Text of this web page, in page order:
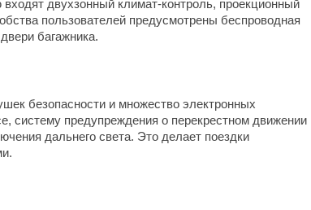
двухзонный климат-контроль, проекционный
пользователей предусмотрены беспроводная
багажника.
безопасности и множество электронных
систему предупреждения о перекрестном движении
дальнего света. Это делает поездки